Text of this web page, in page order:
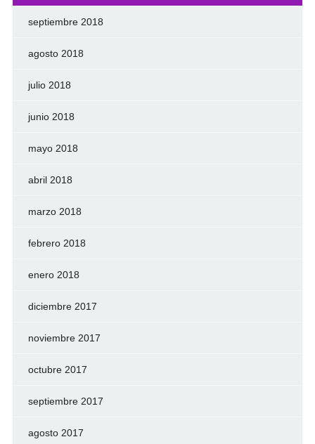
septiembre 2018
agosto 2018
julio 2018
junio 2018
mayo 2018
abril 2018
marzo 2018
febrero 2018
enero 2018
diciembre 2017
noviembre 2017
octubre 2017
septiembre 2017
agosto 2017